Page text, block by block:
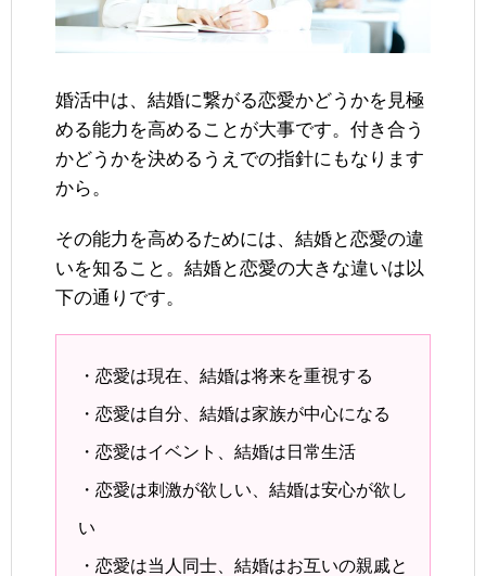
婚活中は、結婚に繋がる恋愛かどうかを見極
める能力を高めることが大事です。付き合う
かどうかを決めるうえでの指針にもなります
から。
その能力を高めるためには、結婚と恋愛の違
いを知ること。結婚と恋愛の大きな違いは以
下の通りです。
・恋愛は現在、結婚は将来を重視する
・恋愛は自分、結婚は家族が中心になる
・恋愛はイベント、結婚は日常生活
・恋愛は刺激が欲しい、結婚は安心が欲し
い
・恋愛は当人同士、結婚はお互いの親戚と